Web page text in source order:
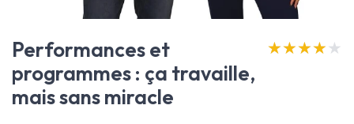
Performances et
programmes : ça travaille,
mais sans miracle
★★★★★
★★★★★